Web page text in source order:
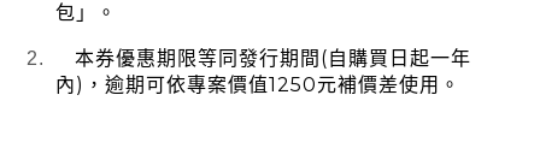
包」。
2. 本券優惠期限等同發行期間 (自購買日起一年
內) ，逾期可依專案價值1250元補價差使用。